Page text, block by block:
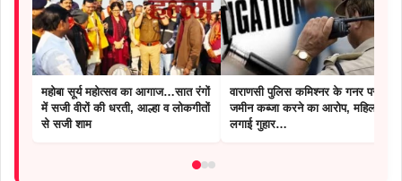
महोबा सूर्य महोत्सव का आगाज…सात रंगों
में सजी वीरों की धरती, आल्हा व लोकगीतों
से सजी शाम
वाराणसी पुलिस कमिश्नर के गनर पर
जमीन कब्जा करने का आरोप, महिला ने
लगाई गुहार…